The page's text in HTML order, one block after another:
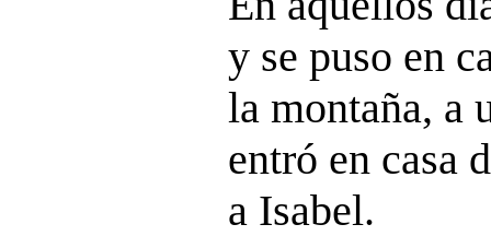
y se puso en
la montaña, a
entró en casa
a Isabel.